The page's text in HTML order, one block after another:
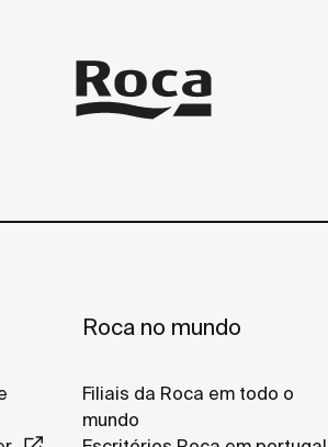
Roca no mundo
Filiais da Roca em todo o
mundo